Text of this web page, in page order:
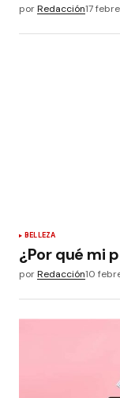
porRedacción17
BELLEZA
¿Por qué mi
porRedacción10